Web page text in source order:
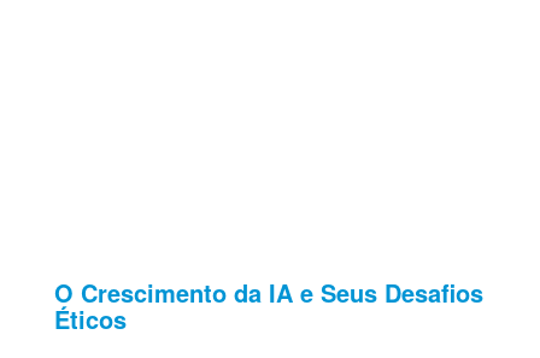
O Crescimento da IA e Seus Desafios
Éticos